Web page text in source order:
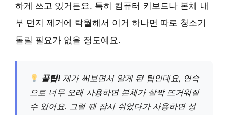
하게 쓰고 있거든요. 특히 컴퓨터 키보드나 본체 내
부 먼지 제거에 탁월해서 이거 하나면 따로 청소기
돌릴 필요가 없을 정도예요.
꿀팁! 제가 써보면서 알게 된 팁인데요, 연속
으로 너무 오래 사용하면 본체가 살짝 뜨거워질
수 있어요. 그럴 땐 잠시 쉬었다가 사용하면 성